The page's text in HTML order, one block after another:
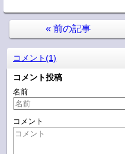
« 前の記事
コメント(1)
コメント投稿
名前
コメント